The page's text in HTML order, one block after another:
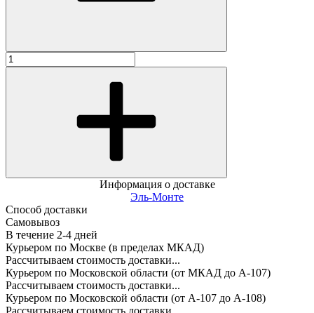
Информация о доставке
Эль-Монте
Способ доставки
Самовывоз
В течение 2-4 дней
Курьером по Москве (в пределах МКАД)
Рассчитываем стоимость доставки...
Курьером по Московской области (от МКАД до А-107)
Рассчитываем стоимость доставки...
Курьером по Московской области (от А-107 до А-108)
Рассчитываем стоимость доставки...